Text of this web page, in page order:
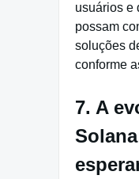
usuários e
possam
soluções
conforme
7. A